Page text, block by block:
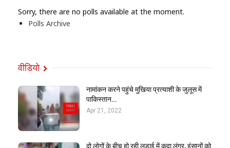
Sorry, there are no polls available at the moment.
Polls Archive
वीडियो
नामांकन करने पहुंचे मुखिया प्रत्याशी के जुलूस में
पाकिस्तान…
Apr 21, 2022
दो लोगों के बीच हो रही लड़ाई में कूदा लंगूर, इंसानों को